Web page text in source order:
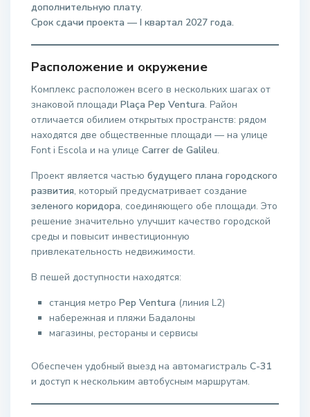
дополнительную плату.
Срок сдачи проекта — I квартал 2027 года.
Расположение и окружение
Комплекс расположен всего в нескольких шагах от
знаковой площадиPlaça Pep Ventura. Район
отличается обилием открытых пространств: рядом
находятся две общественные площади — на улице
Font i Escola и на улицеCarrer de Galileu.
Проект является частьюбудущего плана городского
развития, который предусматривает создание
зеленого коридора, соединяющего обе площади. Это
решение значительно улучшит качество городской
среды и повысит инвестиционную
привлекательность недвижимости.
В пешей доступности находятся:
станция метроPep Ventura (линия L2)
набережная и пляжи Бадалоны
магазины, рестораны и сервисы
Обеспечен удобный выезд на автомагистральC-31
и доступ к нескольким автобусным маршрутам.